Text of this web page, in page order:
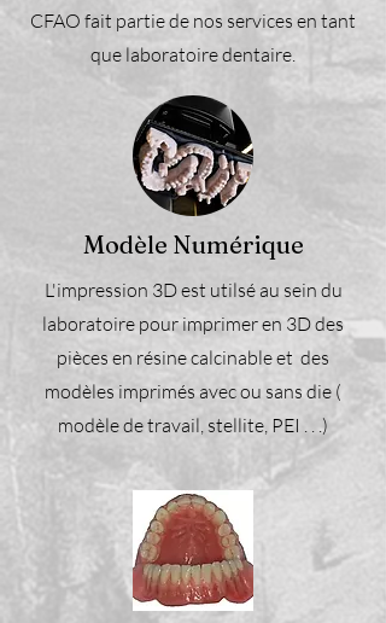
CFAO fait partie de nos services en tant
que laboratoire dentaire.
Modèle Numérique
L'impression 3D est utilsé au sein du
laboratoire pour imprimer en 3D des
pièces en résine calcinable et des
modèles imprimés avec ou sans die (
modèle de travail, stellite, PEI . . .)